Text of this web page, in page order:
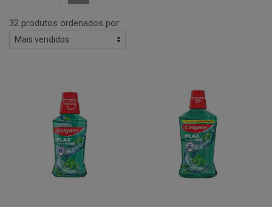
32 produtos ordenados por: